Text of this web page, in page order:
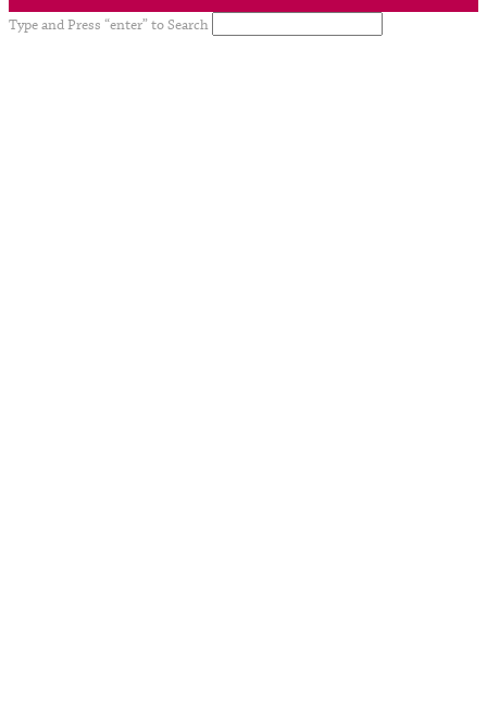
Type and Press “enter” to Search